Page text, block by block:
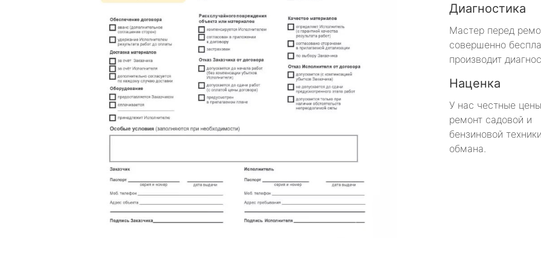
Диагностика
Мастер перед
совершенно
производит
Наценка
У нас честные
ремонт садовой и
бензиновой
обмана.